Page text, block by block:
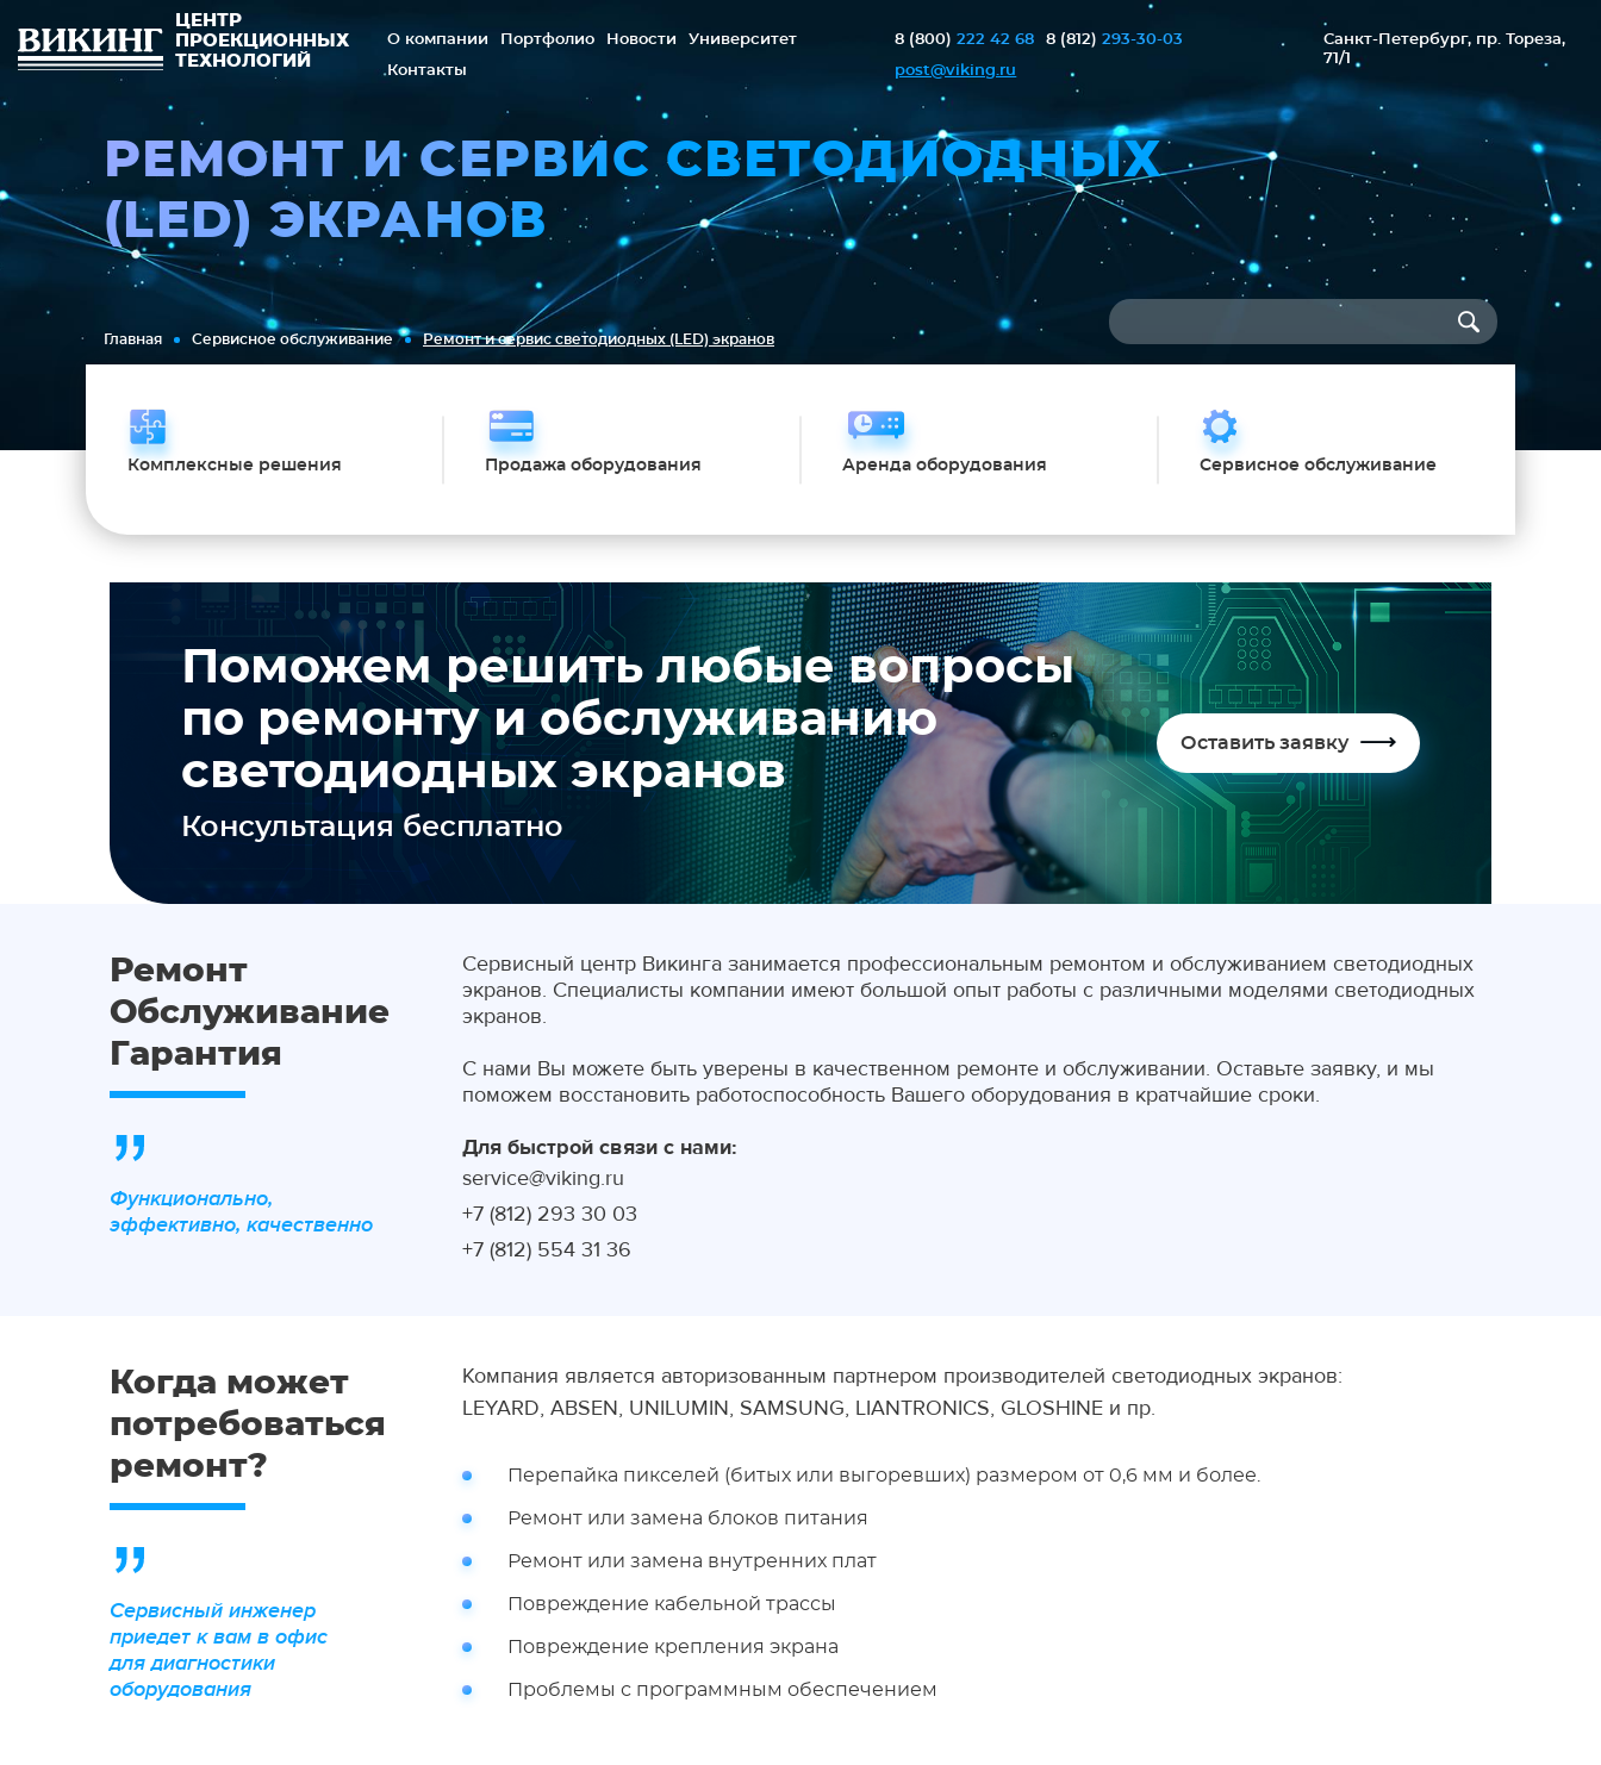
ЦЕНТР
ПРОЕКЦИОННЫХ
ТЕХНОЛОГИЙ
О компании Портфолио Новости
Университет
Контакты
8 (800) 222 42 68 8 (812) 293-30-03
post@viking.ru
Санкт-Петербург, пр. Тореза,
71/1
РЕМОНТ И СЕРВИС СВЕТОДИОДНЫХ
(LED) ЭКРАНОВ
Главная Сервисное обслуживание Ремонт и сервис светодиодных (LED) экранов
Комплексные решения Продажа оборудования Аренда оборудования Сервисное обслуживание
Поможем решить любые вопросы
по ремонту и обслуживанию
светодиодных экранов
Консультация бесплатно
Оставить заявку
Ремонт
Обслуживание
Гарантия
Функционально,
эффективно, качественно
Сервисный центр Викинга занимается профессиональным ремонтом и обслуживанием светодиодных
экранов. Специалисты компании имеют большой опыт работы с различными моделями светодиодных
экранов.
С нами Вы можете быть уверены в качественном ремонте и обслуживании. Оставьте заявку, и мы
поможем восстановить работоспособность Вашего оборудования в кратчайшие сроки.
Для быстрой связи с нами:
service@viking.ru
+7 (812) 293 30 03
+7 (812) 554 31 36
Когда может
потребоваться
ремонт?
Сервисный инженер
приедет к вам в офис
для диагностики
оборудования
Компания является авторизованным партнером производителей светодиодных экранов:
LEYARD, ABSEN, UNILUMIN, SAMSUNG, LIANTRONICS, GLOSHINE и пр.
Перепайка пикселей (битых или выгоревших) размером от 0,6 мм и более.
Ремонт или замена блоков питания
Ремонт или замена внутренних плат
Повреждение кабельной трассы
Повреждение крепления экрана
Проблемы с программным обеспечением